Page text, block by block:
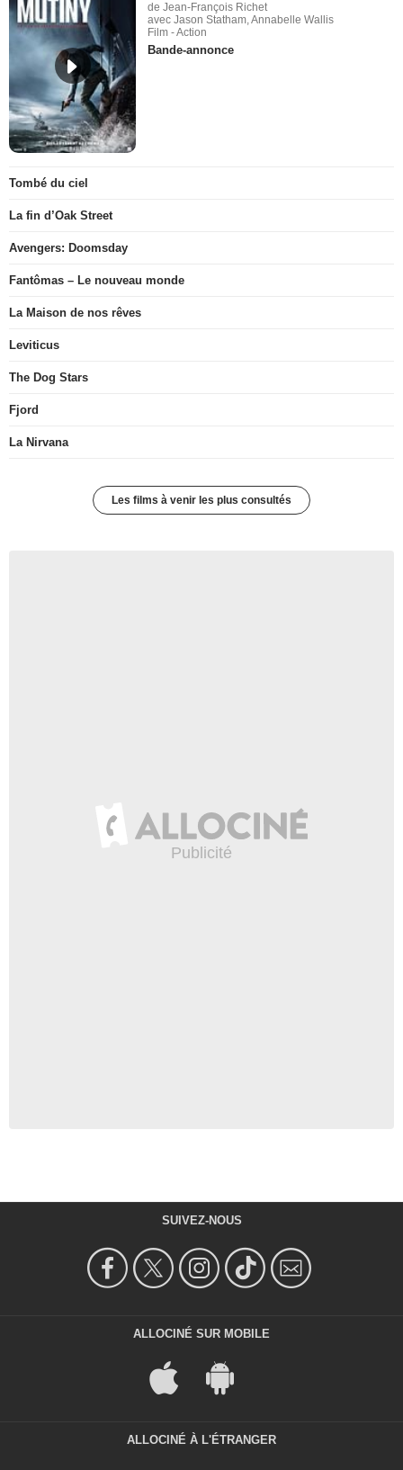
de Jean-François Richet
avec Jason Statham, Annabelle Wallis
Film - Action
Bande-annonce
Tombé du ciel
La fin d’Oak Street
Avengers: Doomsday
Fantômas – Le nouveau monde
La Maison de nos rêves
Leviticus
The Dog Stars
Fjord
La Nirvana
Les films à venir les plus consultés
SUIVEZ-NOUS
ALLOCINÉ SUR MOBILE
ALLOCINÉ À L'ÉTRANGER